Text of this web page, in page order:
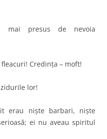
mai presus de nevoia
Credinţa – moft!
lor!
erau nişte barbari, nişte
ei nu aveau spiritul